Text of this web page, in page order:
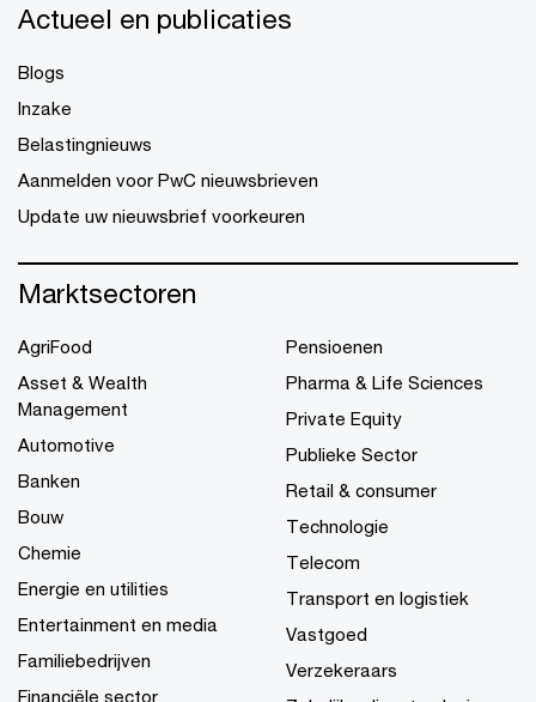
Actueel en publicaties
Blogs
Inzake
Belastingnieuws
Aanmelden voor PwC nieuwsbrieven
Update uw nieuwsbrief voorkeuren
Marktsectoren
AgriFood
Asset & Wealth
Management
Automotive
Banken
Bouw
Chemie
Energie en utilities
Entertainment en media
Familiebedrijven
Financiële sector
Pensioenen
Pharma & Life Sciences
Private Equity
Publieke Sector
Retail & consumer
Technologie
Telecom
Transport en logistiek
Vastgoed
Verzekeraars